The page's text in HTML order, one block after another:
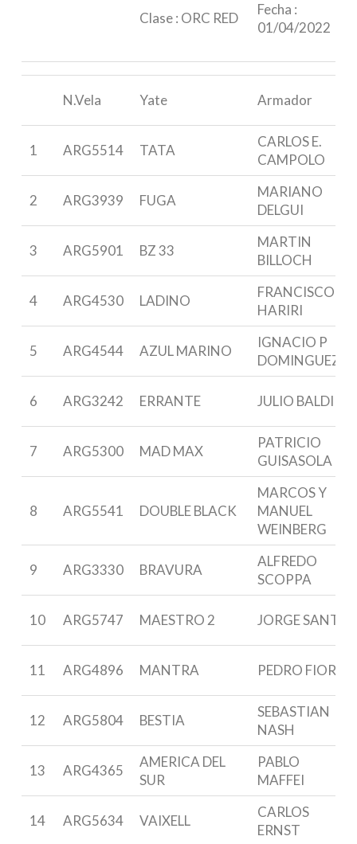
Clase : ORC RED
Fecha :
01/04/2022
N.Vela Yate Armador
1 ARG5514 TATA
CARLOS E.
CAMPOLO
2 ARG3939 FUGA
MARIANO
DELGUI
3 ARG5901 BZ 33
MARTIN
BILLOCH
4 ARG4530 LADINO
FRANCISCO
HARIRI
5 ARG4544 AZUL MARINO
IGNACIO P
DOMINGUEZ
6 ARG3242 ERRANTE JULIO BALDI
7 ARG5300 MAD MAX
PATRICIO
GUISASOLA
8 ARG5541 DOUBLE BLACK
MARCOS Y
MANUEL
WEINBERG
9 ARG3330 BRAVURA
ALFREDO
SCOPPA
10 ARG5747 MAESTRO 2 JORGE SANTI
11 ARG4896 MANTRA PEDRO FIORI
12 ARG5804 BESTIA
SEBASTIAN
NASH
13 ARG4365
AMERICA DEL
SUR
PABLO
MAFFEI
14 ARG5634 VAIXELL
CARLOS
ERNST